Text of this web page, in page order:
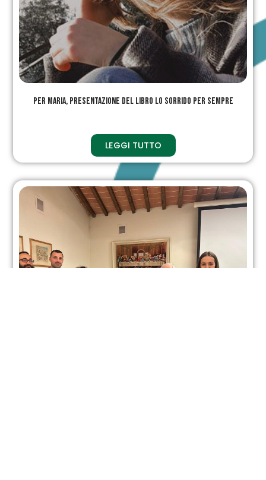
Per Maria, Presentazione del libro lo sorrido per sempre
LEGGI TUTTO